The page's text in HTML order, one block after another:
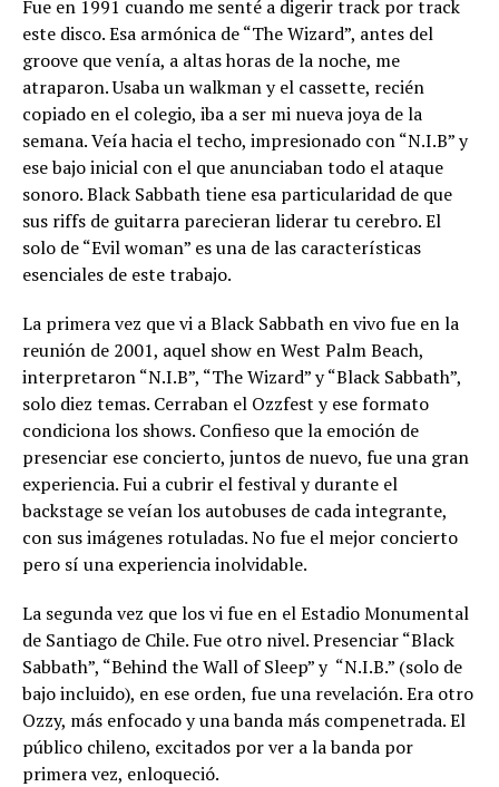
Fue en 1991 cuando me senté a digerir track por track
este disco. Esa armónica de “The Wizard”, antes del
groove que venía, a altas horas de la noche, me
atraparon. Usaba un walkman y el cassette, recién
copiado en el colegio, iba a ser mi nueva joya de la
semana. Veía hacia el techo, impresionado con “N.I.B” y
ese bajo inicial con el que anunciaban todo el ataque
sonoro. Black Sabbath tiene esa particularidad de que
sus riffs de guitarra parecieran liderar tu cerebro. El
solo de “Evil woman” es una de las características
esenciales de este trabajo.
La primera vez que vi a Black Sabbath en vivo fue en la
reunión de 2001, aquel show en West Palm Beach,
interpretaron “N.I.B”, “The Wizard” y “Black Sabbath”,
solo diez temas. Cerraban el Ozzfest y ese formato
condiciona los shows. Confieso que la emoción de
presenciar ese concierto, juntos de nuevo, fue una gran
experiencia. Fui a cubrir el festival y durante el
backstage se veían los autobuses de cada integrante,
con sus imágenes rotuladas. No fue el mejor concierto
pero sí una experiencia inolvidable.
La segunda vez que los vi fue en el Estadio Monumental
de Santiago de Chile. Fue otro nivel. Presenciar “Black
Sabbath”, “Behind the Wall of Sleep” y “N.I.B.” (solo de
bajo incluido), en ese orden, fue una revelación. Era otro
Ozzy, más enfocado y una banda más compenetrada. El
público chileno, excitados por ver a la banda por
primera vez, enloqueció.